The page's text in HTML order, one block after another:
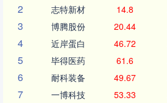
2 志特新材 14.8
3 博腾股份 20.44
4 近岸蛋白 46.72
5 毕得医药 61.6
6 耐科装备 49.67
7 一博科技 53.33